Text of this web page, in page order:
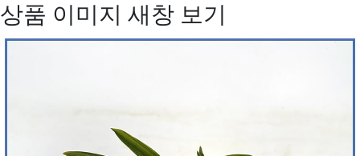
상품 이미지 새창 보기